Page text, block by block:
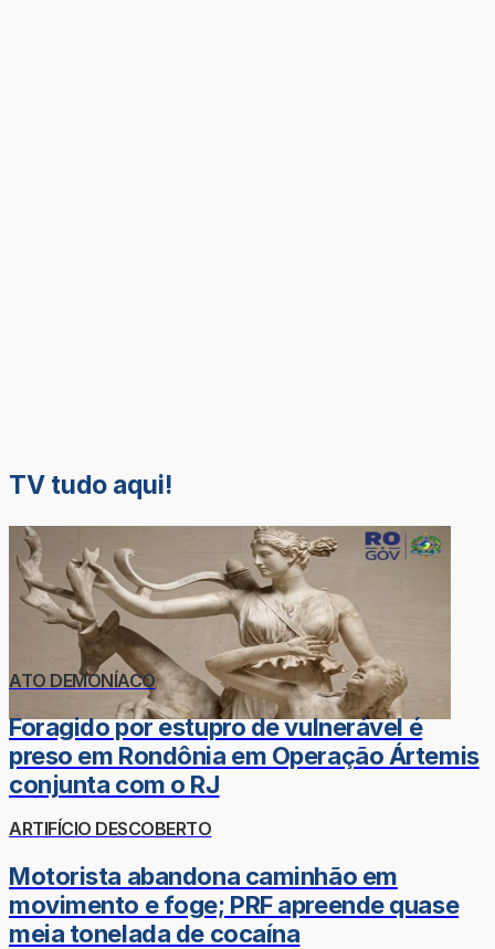
TV tudo aqui!
ATO DEMONÍACO
Foragido por estupro de vulnerável é
preso em Rondônia em Operação Ártemis
conjunta com o RJ
ARTIFÍCIO DESCOBERTO
Motorista abandona caminhão em
movimento e foge; PRF apreende quase
meia tonelada de cocaína